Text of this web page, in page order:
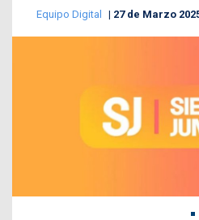
Equipo Digital 27 de Marzo